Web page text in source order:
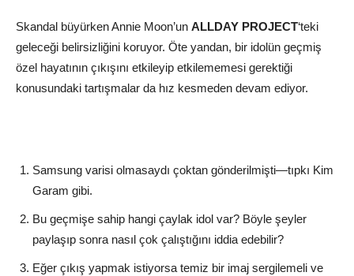
Skandal büyürken Annie Moon’un ALLDAY PROJECT‘teki
geleceği belirsizliğini koruyor. Öte yandan, bir idolün geçmiş
özel hayatının çıkışını etkileyip etkilememesi gerektiği
konusundaki tartışmalar da hız kesmeden devam ediyor.
Samsung varisi olmasaydı çoktan gönderilmişti—tıpkı Kim
Garam gibi.
Bu geçmişe sahip hangi çaylak idol var? Böyle şeyler
paylaşıp sonra nasıl çok çalıştığını iddia edebilir?
Eğer çıkış yapmak istiyorsa temiz bir imaj sergilemeli ve